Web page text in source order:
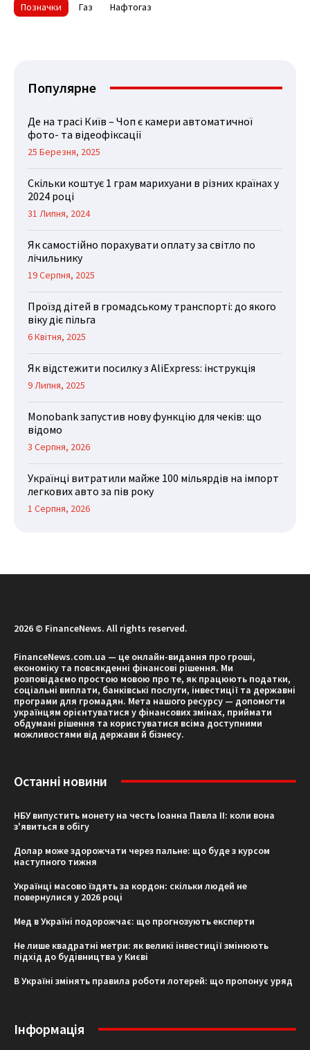
Позначки Газ Нафтогаз
Популярне
Де на трасі Київ – Чоп є камери автоматичної
фото- та відеофіксації
25 Березня, 2025
Скільки коштує 1 грам марихуани в різних країнах у
2024 році
31 Липня, 2024
Як самостійно порахувати оплату за світло по
лічильнику
19 Серпня, 2025
Проїзд дітей в громадському транспорті: до якого
віку діє пільга
6 Квітня, 2025
Як відстежити посилку з AliExpress: інструкція
9 Липня, 2025
Monobank запустив нову функцію для чеків: що
відомо
3 Серпня, 2026
Українці витратили майже 100 мільярдів на імпорт
легкових авто за пів року
1 Серпня, 2026
2026 © FinanceNews. All rights reserved.
FinanceNews.com.ua — це онлайн-видання про гроші,
економіку та повсякденні фінансові рішення. Ми
розповідаємо простою мовою про те, як працюють податки,
соціальні виплати, банківські послуги, інвестиції та державні
програми для громадян. Мета нашого ресурсу — допомогти
українцям орієнтуватися у фінансових змінах, приймати
обдумані рішення та користуватися всіма доступними
можливостями від держави й бізнесу.
Останні новини
НБУ випустить монету на честь Іоанна Павла II: коли вона
з'явиться в обігу
Долар може здорожчати через пальне: що буде з курсом
наступного тижня
Українці масово їздять за кордон: скільки людей не
повернулися у 2026 році
Мед в Україні подорожчає: що прогнозують експерти
Не лише квадратні метри: як великі інвестиції змінюють
підхід до будівництва у Києві
В Україні змінять правила роботи лотерей: що пропонує уряд
Інформація